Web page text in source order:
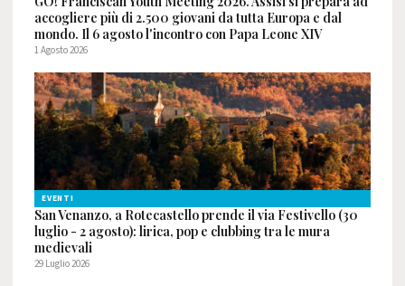
accogliere più di 2.500 giovani da tutta Europa e dal
mondo. Il 6 agosto l'incontro con Papa Leone XIV
1 Agosto 2026
EVENTI
San Venanzo, a Rotecastello prende il via Festivello (30
luglio - 2 agosto): lirica, pop e clubbing tra le mura
medievali
29 Luglio 2026